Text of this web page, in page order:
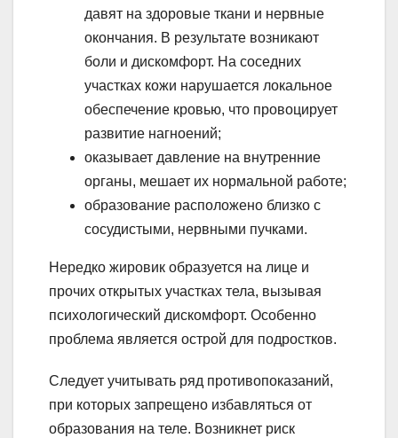
давят на здоровые ткани и нервные
окончания. В результате возникают
боли и дискомфорт. На соседних
участках кожи нарушается локальное
обеспечение кровью, что провоцирует
развитие нагноений;
оказывает давление на внутренние
органы, мешает их нормальной работе;
образование расположено близко с
сосудистыми, нервными пучками.
Нередко жировик образуется на лице и
прочих открытых участках тела, вызывая
психологический дискомфорт. Особенно
проблема является острой для подростков.
Следует учитывать ряд противопоказаний,
при которых запрещено избавляться от
образования на теле. Возникнет риск